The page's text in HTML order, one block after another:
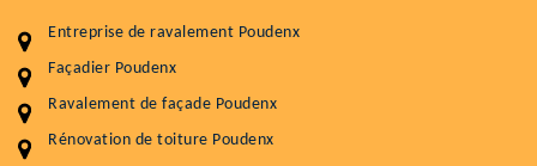
Entreprise de ravalement Poudenx
Façadier Poudenx
Ravalement de façade Poudenx
Rénovation de toiture Poudenx
Entretenir votre toiture, c'est préserver sa
durabilité